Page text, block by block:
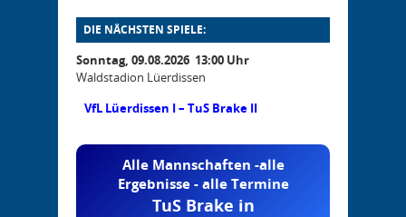
DIE NÄCHSTEN SPIELE:
Sonntag, 09.08.2026 13:00 Uhr
Waldstadion Lüerdissen
VfL Lüerdissen I – TuS Brake II
Alle Mannschaften -alle
Ergebnisse - alle Termine
TuS Brake in